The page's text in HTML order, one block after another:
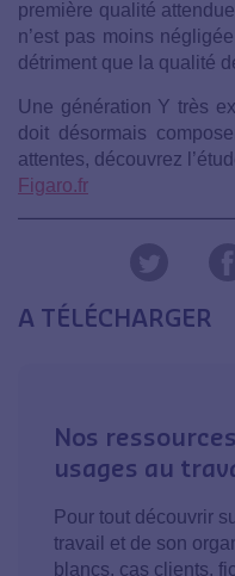
première qualité
n’est pas moins
détriment que la qualité
Une génération Y très
doit désormais
attentes, découvrez
Figaro.fr
A TÉLÉCHARGER
Nos
usages au
Pour tout découvrir
travail et de son
blancs, cas clients,